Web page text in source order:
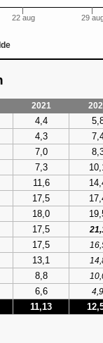
22 aug 29
2021
4,4
4,3
7,0
7,3
11,6
17,5
18,0
17,5
17,5
13,1
8,8
6,6 4,9
11,13